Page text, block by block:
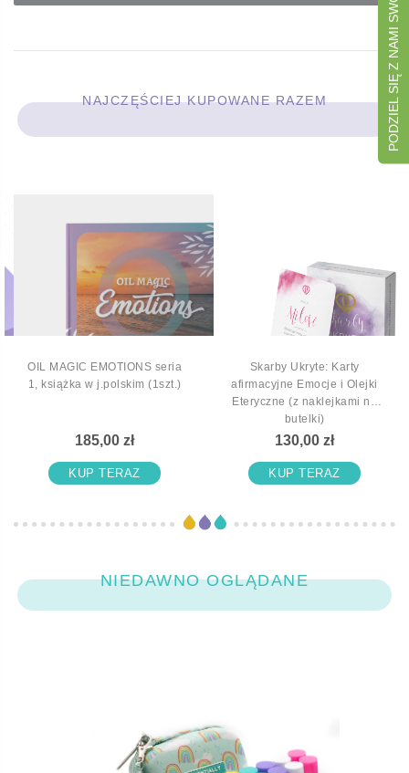
NAJCZĘŚCIEJ KUPOWANE RAZEM
OIL MAGIC EMOTIONS seria
1, książka w j.polskim (1szt.)
185,00 zł
KUP TERAZ
Skarby Ukryte: Karty
afirmacyjne Emocje i Olejki
Eteryczne (z naklejkami na
butelki)
130,00 zł
KUP TERAZ
NIEDAWNO OGLĄDANE